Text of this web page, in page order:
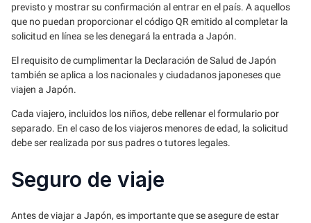
previsto y mostrar su confirmación al entrar en el país. A aquellos
que no puedan proporcionar el código QR emitido al completar la
solicitud en línea se les denegará la entrada a Japón.
El requisito de cumplimentar la Declaración de Salud de Japón
también se aplica a los nacionales y ciudadanos japoneses que
viajen a Japón.
Cada viajero, incluidos los niños, debe rellenar el formulario por
separado. En el caso de los viajeros menores de edad, la solicitud
debe ser realizada por sus padres o tutores legales.
Seguro de viaje
Antes de viajar a Japón, es importante que se asegure de estar